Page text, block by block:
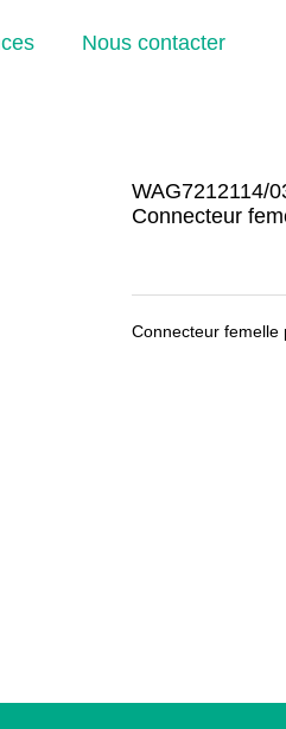
Nous contacter
WAG7212114/
Connecteur
Connecteur femelle